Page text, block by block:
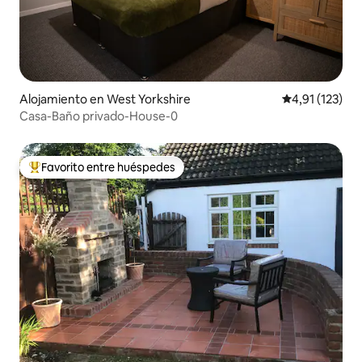
Alojamiento en West Yorkshire Calificación
4,91 (123)
Casa-Baño privado-House-0
Favorito entre los huéspedes más destacados
Favorito entre huéspedes